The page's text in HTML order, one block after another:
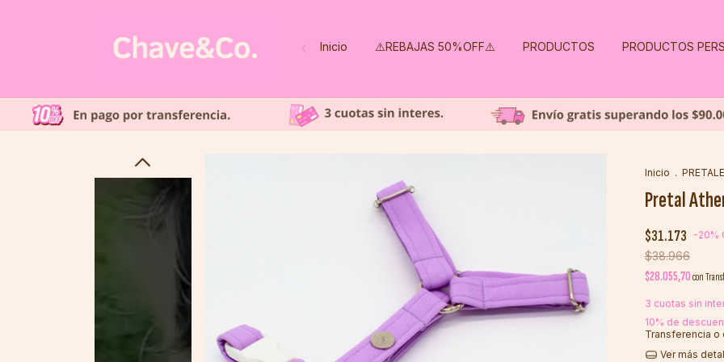
Inicio ⚠️REBAJAS 50%OFF⚠️ PRODUCTOS PRODUCTOS
Inicio .
Pretal
$31.173 -20%
$38.966
$28.055,70con
3 cuotas sin
10% de
Transferencia o
Ver más